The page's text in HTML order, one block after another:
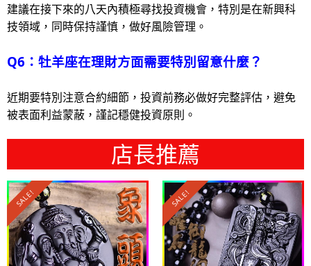
建議在接下來的八天內積極尋找投資機會，特別是在新興科
技領域，同時保持謹慎，做好風險管理。
Q6：牡羊座在理財方面需要特別留意什麼？
近期要特別注意合約細節，投資前務必做好完整評估，避免
被表面利益蒙蔽，謹記穩健投資原則。
店長推薦
SALE! SALE!